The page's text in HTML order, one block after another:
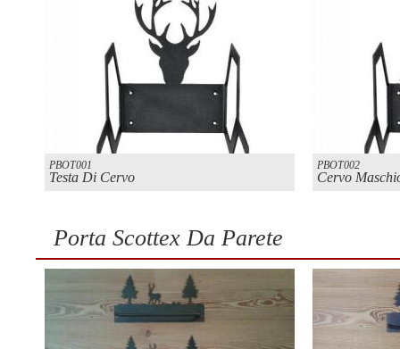
PBOT001
Testa Di Cervo
PBOT002
Cervo
Porta Scottex Da Parete